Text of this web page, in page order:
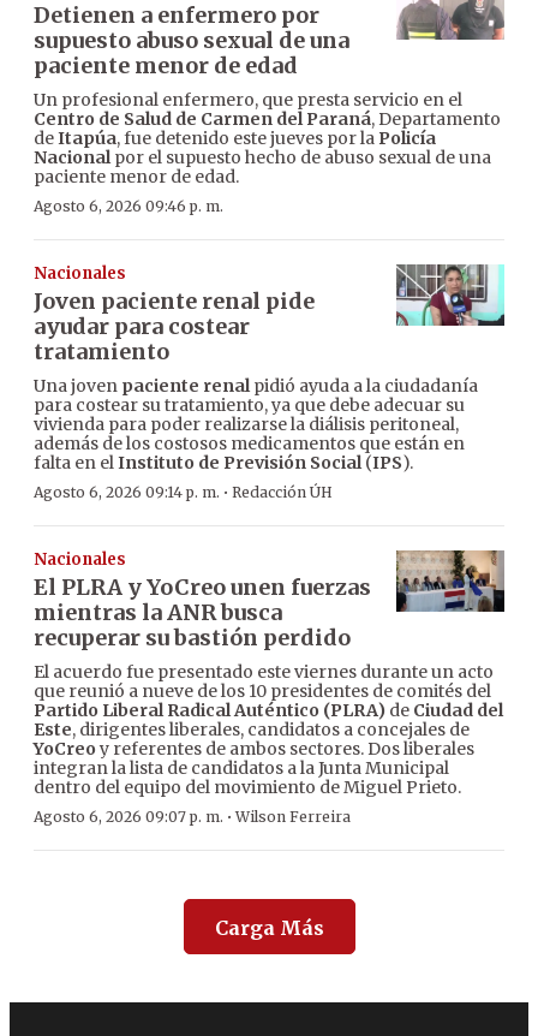
Detienen a enfermero por
supuesto abuso sexual de una
paciente menor de edad
Un profesional enfermero, que presta servicio en el
Centro de Salud de Carmen del Paraná, Departamento
deItapúa, fue detenido este jueves por la Policía
Nacionalpor el supuesto hecho de abuso sexual de una
paciente menor de edad.
Agosto 6, 2026 09:46 p. m.
Nacionales
Joven paciente renal pide
ayudar para costear
tratamiento
Una joven paciente renalpidió ayuda a la ciudadanía
para costear su tratamiento, ya que debe adecuar su
vivienda para poder realizarse la diálisis peritoneal,
además de los costosos medicamentos que están en
falta en elInstituto de Previsión Social(IPS).
Agosto 6, 2026 09:14 p. m. · Redacción ÚH
Nacionales
El PLRA y YoCreo unen fuerzas
mientras la ANR busca
recuperar su bastión perdido
El acuerdo fue presentado este viernes durante un acto
que reunió a nueve de los 10 presidentes de comités del
Partido Liberal Radical Auténtico (PLRA) de Ciudad del
Este, dirigentes liberales, candidatos a concejales de
YoCreo y referentes de ambos sectores. Dos liberales
integran la lista de candidatos a la Junta Municipal
dentro del equipo del movimiento de Miguel Prieto.
Agosto 6, 2026 09:07 p. m. ·Wilson Ferreira
Carga Más